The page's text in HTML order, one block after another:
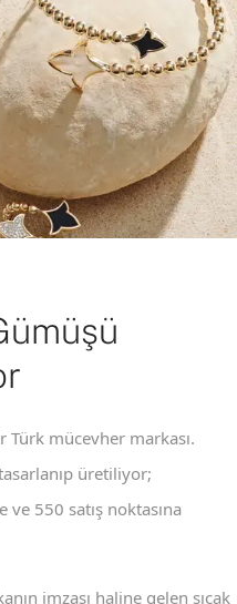
mücevher markası.
üretiliyor;
ve 550 satış noktasına
imzası haline gelen sıcak